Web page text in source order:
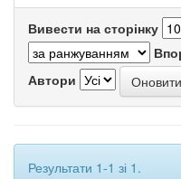
Вивести на сторінку
Автори
Результати 1-1 зі 1.